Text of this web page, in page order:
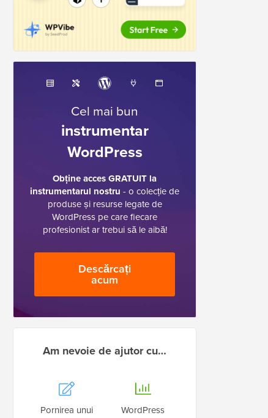
Cel mai bun
instrumentar
WordPress
Obține acces GRATUIT la
instrumentarul nostru - o colecție de
produse și resurse legate de
WordPress pe care fiecare
profesionist ar trebui să le aibă!
Descărcați
acum
Am nevoie de ajutor cu…
Pornirea unui
WordPress